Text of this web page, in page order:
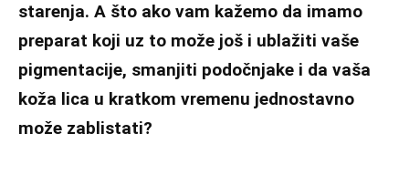
starenja. A što ako vam kažemo da imamo
preparat koji uz to može još i ublažiti vaše
pigmentacije, smanjiti podočnjake i da vaša
koža lica u kratkom vremenu jednostavno
može zablistati?